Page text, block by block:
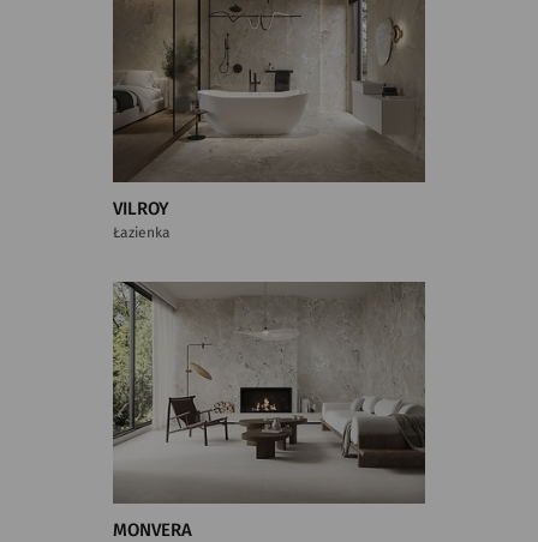
VILROY
Łazienka
MONVERA